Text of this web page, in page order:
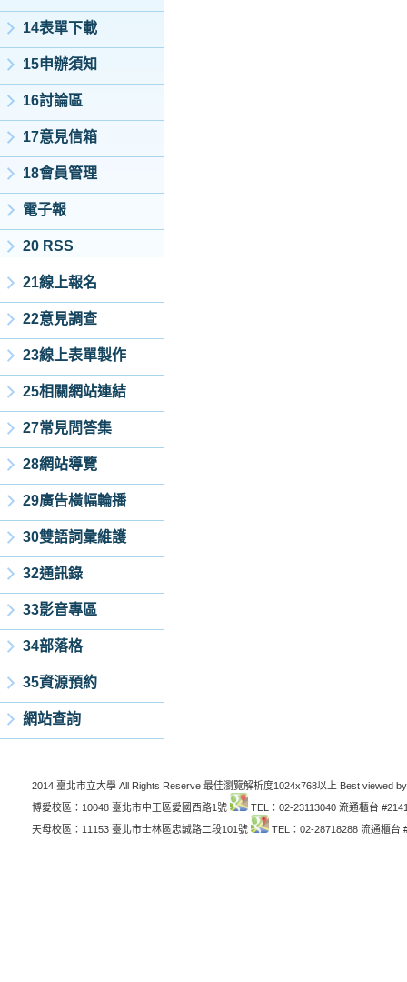
14表單下載
15申辦須知
16討論區
17意見信箱
18會員管理
電子報
20 RSS
21線上報名
22意見調查
23線上表單製作
25相關網站連結
27常見問答集
28網站導覽
29廣告橫幅輪播
30雙語詞彙維護
32通訊錄
33影音專區
34部落格
35資源預約
網站查詢
2014 臺北市立大學 All Rights Reserve 最佳瀏覽解析度1024x768以上 Best viewed
博愛校區：10048 臺北市中正區愛國西路1號
TEL：02-23113040 流通櫃台
天母校區：11153 臺北市士林區忠誠路二段101號
TEL：02-28718288 流通櫃台